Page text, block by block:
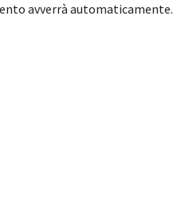
avverrà automaticamente.